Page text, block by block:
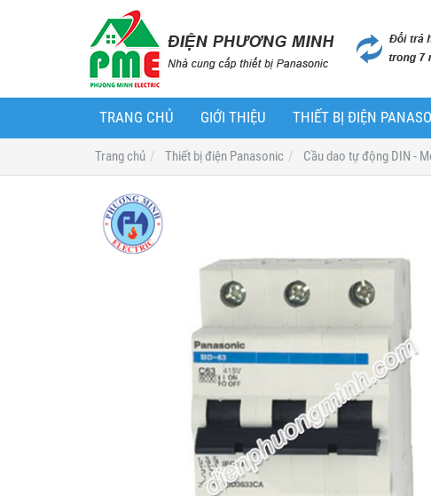
TRANG CHỦ GIỚI THIỆU THIẾT BỊ ĐIỆN
Trang chủ Thiết bị điện Panasonic Cầu dao tự động DIN -